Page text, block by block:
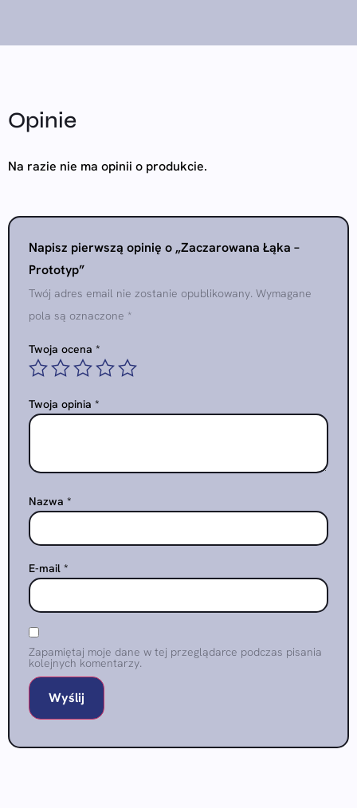
Opinie
Na razie nie ma opinii o produkcie.
Napisz pierwszą opinię o „Zaczarowana Łąka –
Prototyp”
Twój adres email nie zostanie opublikowany. Wymagane
pola są oznaczone *
Twoja ocena *
Twoja opinia *
Nazwa *
E-mail *
Zapamiętaj moje dane w tej przeglądarce podczas pisania
kolejnych komentarzy.